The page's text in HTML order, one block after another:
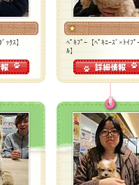
ｯｸｽ】
ﾍﾟｷﾌﾟｰ【ﾍﾟｷﾆｰｽﾞ×ﾄｲﾌﾟ
ﾙ】